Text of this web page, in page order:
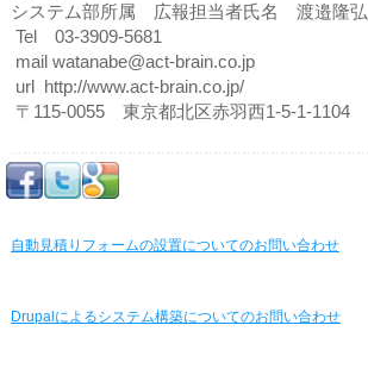
システム部所属 広報担当者氏名 渡邉隆弘
Tel 03-3909-5681
mail watanabe@act-brain.co.jp
url http://www.act-brain.co.jp/
〒115-0055 東京都北区赤羽西1-5-1-1104
自動見積りフォームの設置についてのお問い合わせ
Drupalによるシステム構築についてのお問い合わせ